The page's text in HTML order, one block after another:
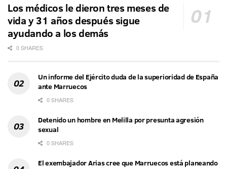
Los médicos le dieron tres meses de
vida y 31 años después sigue
ayudando a los demás
0 SHARES
Un informe del Ejército duda de la superioridad de España
ante Marruecos
0 SHARES
Detenido un hombre en Melilla por presunta agresión
sexual
0 SHARES
El exembajador Arias cree que Marruecos está planeando